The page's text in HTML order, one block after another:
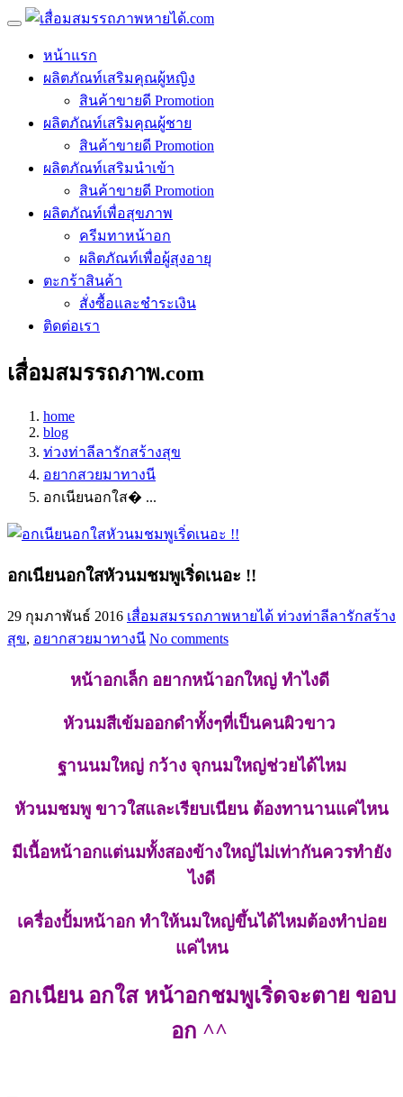
หน้าแรก
ผลิตภัณท์เสริมคุณผู้หญิง
สินค้าขายดี Promotion
ผลิตภัณท์เสริมคุณผู้ชาย
สินค้าขายดี Promotion
ผลิตภัณท์เสริมนำเข้า
สินค้าขายดี Promotion
ผลิตภัณท์เพื่อสุขภาพ
ครีมทาหน้าอก
ผลิตภัณท์เพื่อผู้สุงอายุ
ตะกร้าสินค้า
สั่งซื้อและชำระเงิน
ติดต่อเรา
เสื่อมสมรรถภาพ.com
home
blog
ท่วงท่าลีลารักสร้างสุข
อยากสวยมาทางนี
อกเนียนอกใส� ...
อกเนียนอกใสหัวนมชมพูเริ่ดเนอะ !!
29 กุมภาพันธ์ 2016 เสื่อมสมรรถภาพหายได้ ท่วงท่าลีลารักสร้าง
สุข, อยากสวยมาทางนี No comments
หน้าอกเล็ก อยากหน้าอกใหญ่ ทำไงดี
หัวนมสีเข้มออกดำทั้งๆที่เป็นคนผิวขาว
ฐานนมใหญ่ กว้าง จุกนมใหญ่ช่วยได้ไหม
หัวนมชมพู ขาวใสและเรียบเนียน ต้องทานานแค่ไหน
มีเนื้อหน้าอกแต่นมทั้งสองข้างใหญ่ไม่เท่ากันควรทำยัง
ไงดี
เครื่องปั้มหน้าอก ทำให้นมใหญ่ขึ้นได้ไหมต้องทำบ่อย
แค่ไหน
อกเนียน อกใส หน้าอกชมพูเริ่ดจะตาย ขอบ
อก ^^